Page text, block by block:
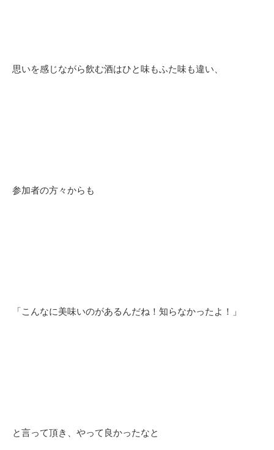
思いを感じながら飲む酒はひと味もふた味も違い、
参加者の方々からも
「こんなに美味いのがあるんだね！知らなかったよ！」
と言って頂き、やって良かったなと